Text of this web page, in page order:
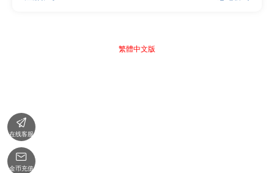
繁體中文版

在线客服

金币充值